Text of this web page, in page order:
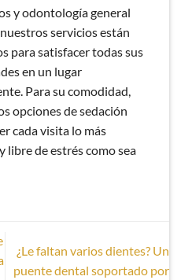
y odontología general
servicios están
para satisfacer todas sus
en un lugar
Para su comodidad,
opciones de sedación
cada visita lo más
libre de estrés como sea
¿Le faltan varios dientes? Un
puente dental soportado por